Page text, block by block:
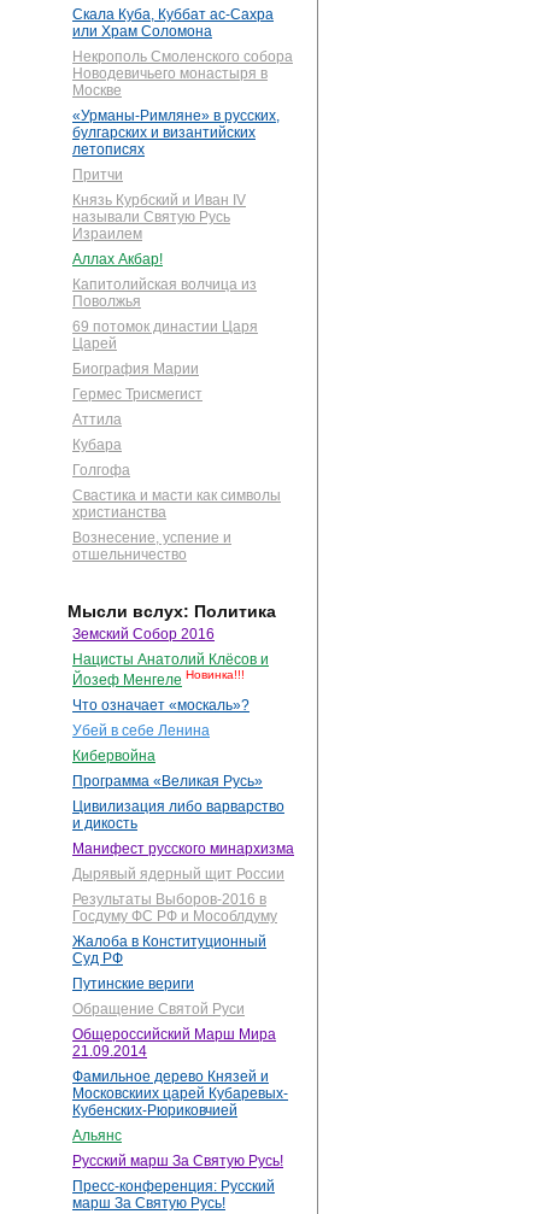
Скала Куба, Куббат ас-Сахра
или Храм Соломона
Некрополь Смоленского собора
Новодевичьего монастыря в
Москве
«Урманы-Римляне» в русских,
булгарских и византийских
летописях
Притчи
Князь Курбский и Иван IV
называли Святую Русь
Израилем
Аллах Акбар!
Капитолийская волчица из
Поволжья
69 потомок династии Царя
Царей
Биография Марии
Гермес Трисмегист
Аттила
Кубара
Голгофа
Свастика и масти как символы
христианства
Вознесение, успение и
отшельничество
Мысли вслух: Политика
Земский Собор 2016
Нацисты Анатолий Клёсов и
Йозеф Менгеле Новинка!!!
Что означает «москаль»?
Убей в себе Ленина
Кибервойна
Программа «Великая Русь»
Цивилизация либо варварство
и дикость
Манифест русского минархизма
Дырявый ядерный щит России
Результаты Выборов-2016 в
Госдуму ФС РФ и Мособлдуму
Жалоба в Конституционный
Суд РФ
Путинские вериги
Обращение Святой Руси
Общероссийский Марш Мира
21.09.2014
Фамильное дерево Князей и
Московскиих царей Кубаревых-
Кубенских-Рюриковчией
Альянс
Русский марш За Святую Русь!
Пресс-конференция: Русский
марш За Святую Русь!